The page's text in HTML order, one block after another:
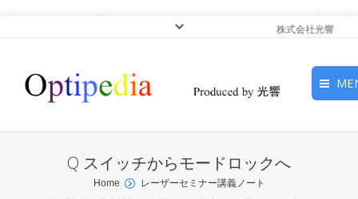
株式会社光響
ピックアップ
Q スイッチからモードロックへ
You are here:Home
レーザーセミナー講義ノート